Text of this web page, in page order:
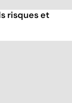
risques et